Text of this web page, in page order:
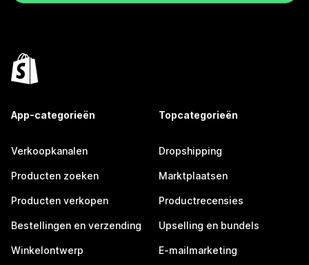
App-categorieën
Verkoopkanalen
Producten zoeken
Producten verkopen
Bestellingen en verzending
Winkelontwerp
Topcategorieën
Dropshipping
Marktplaatsen
Productrecensies
Upselling en bundels
E-mailmarketing